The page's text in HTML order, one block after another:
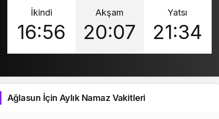
İkindi
16:56
Akşam
20:07
Yatsı
21:34
Ağlasun İçin Aylık Namaz Vakitleri